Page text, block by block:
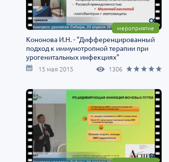
мероприятие
Кононова И.Н. - "Дифференцированный
подход к иммунотропной терапии при
урогенитальных инфекциях"
15 мая 2015 1306